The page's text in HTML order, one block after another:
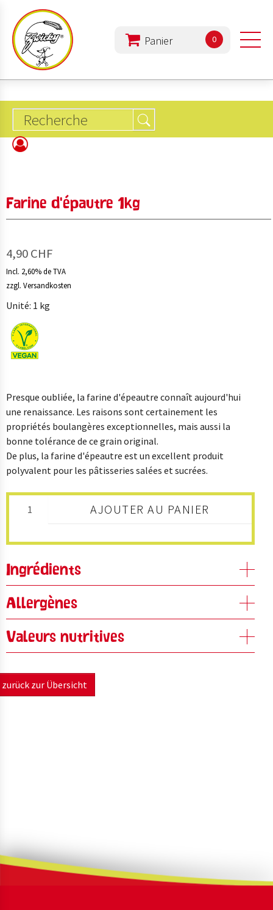
PRODUITS
L'ENTREPRISE
ALIMENTATION
B2B
SHOP
0
Farine d'épautre 1kg
4,90 CHF
Incl. 2,60% de TVA
zzgl. Versandkosten
Unité: 1 kg
Presque oubliée, la farine d'épeautre connaît aujourd'hui
une renaissance. Les raisons sont certainement les
propriétés boulangères exceptionnelles, mais aussi la
bonne tolérance de ce grain original.
De plus, la farine d'épeautre est un excellent produit
polyvalent pour les pâtisseries salées et sucrées.
AJOUTER AU PANIER
Ingrédients
Allergènes
Valeurs nutritives
zurück zur Übersicht